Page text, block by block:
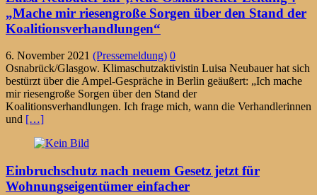
„Mache mir riesengroße Sorgen über den Stand der
Koalitionsverhandlungen“
6. November 2021 (Pressemeldung) 0
Osnabrück/Glasgow. Klimaschutzaktivistin Luisa Neubauer hat sich
bestürzt über die Ampel-Gespräche in Berlin geäußert: „Ich mache
mir riesengroße Sorgen über den Stand der
Koalitionsverhandlungen. Ich frage mich, wann die Verhandlerinnen
und […]
Einbruchschutz nach neuem Gesetz jetzt für
Wohnungseigentümer einfacher